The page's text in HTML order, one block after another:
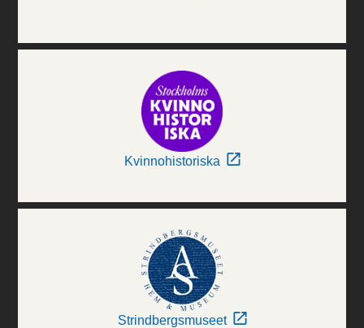
Kvinnohistoriska
Strindbergsmuseet